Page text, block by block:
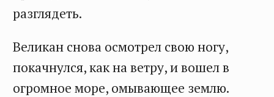
разглядеть.
Великан снова осмотрел свою ногу,
покачнулся, как на ветру, и вошел в
огромное море, омывающее землю.